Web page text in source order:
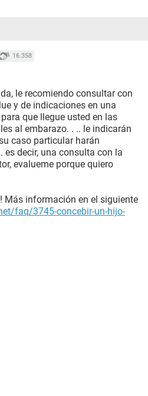
16.358
le recomiendo consultar con
y de indicaciones en una
que llegue usted en las
al embarazo. . .. le indicarán
caso particular harán
es decir, una consulta con la
evalueme porque quiero
Más información en el siguiente
faq/3745-concebir-un-hijo-